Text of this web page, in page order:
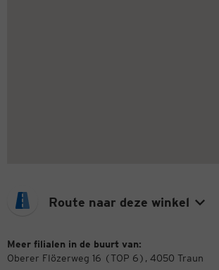
Route naar deze winkel
Meer filialen in de buurt van:
Oberer Flözerweg 16 (TOP 6), 4050 Traun